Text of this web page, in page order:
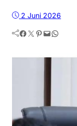
2 Juni 2026
Facebook Twitter Pinterest Mail WhatsApp